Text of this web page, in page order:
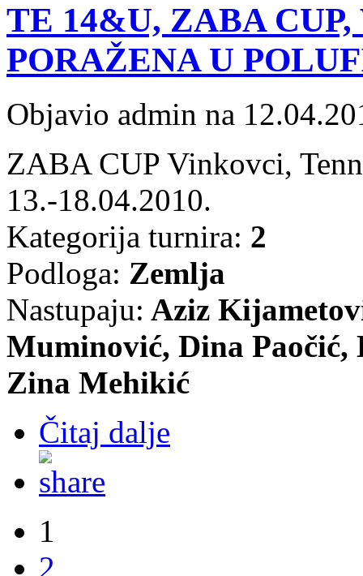
TE 14&U, ZABA
PORAŽENA U
Objavio admin na
ZABA CUP Vinkovci,
13.-18.04.2010.
Kategorija turnira: 2
Podloga: Zemlja
Nastupaju: Aziz
Muminović, Dina
Zina Mehikić
Čitaj dalje
1
2